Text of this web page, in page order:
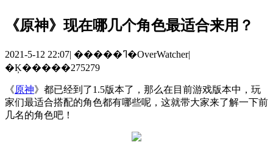
《原神》现在哪几个角色最适合来用？
2021-5-12 22:07| �����ߣ�OverWatcher|
�Ķ�����275279
《原神》都已经到了1.5版本了，那么在目前游戏版本中，玩
家们最适合搭配的角色都有哪些呢，这就带大家来了解一下前
几名的角色吧！